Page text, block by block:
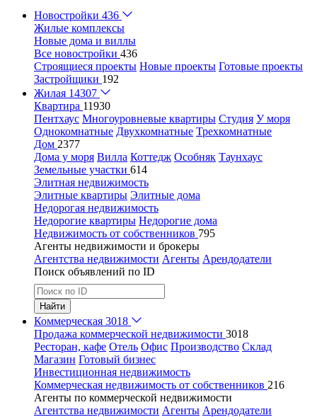
Новостройки 436
Жилые комплексы
Новые дома и виллы
Все новостройки 436
Строящиеся проекты Новые проекты Готовые проекты
Застройщики 192
Жилая 14307
Квартира 11930
Пентхаус Многоуровневые квартиры Студия У моря
Однокомнатные Двухкомнатные Трехкомнатные
Дом 2377
Дома у моря Вилла Коттедж Особняк Таунхаус
Земельные участки 614
Элитная недвижимость
Элитные квартиры Элитные дома
Недорогая недвижимость
Недорогие квартиры Недорогие дома
Недвижимость от собственников 795
Агенты недвижимости и брокеры
Агентства недвижимости Агенты Арендодатели
Поиск объявлений по ID
Найти
Коммерческая 3018
Продажа коммерческой недвижимости 3018
Ресторан, кафе Отель Офис Производство Склад
Магазин Готовый бизнес
Инвестиционная недвижимость
Коммерческая недвижимость от собственников 216
Агенты по коммерческой недвижимости
Агентства недвижимости Агенты Арендодатели